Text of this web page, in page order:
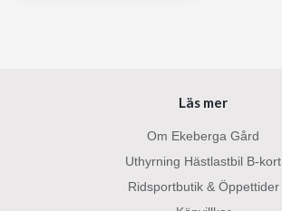
Läs mer
Om Ekeberga Gård
Uthyrning Hästlastbil B-kort
Ridsportbutik & Öppettider